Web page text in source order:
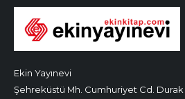
Ekin Yayınevi
Şehreküstü Mh. Cumhuriyet Cd.